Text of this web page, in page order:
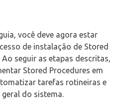
você deve agora estar
de instalação de Stored
seguir as etapas descritas,
Stored Procedures em
tarefas rotineiras e
do sistema.